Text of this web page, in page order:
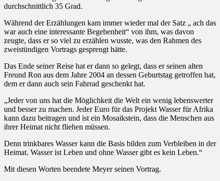
durchschnittlich 35 Grad.
Während der Erzählungen kam immer wieder mal der Satz „ ach das
war auch eine interessante Begebenheit“ von ihm, was davon
zeugte, dass er so viel zu erzählen wusste, was den Rahmen des
zweistündigen Vortrags gesprengt hätte.
Das Ende seiner Reise hat er dann so gelegt, dass er seinen alten
Freund Ron aus dem Jahre 2004 an dessen Geburtstag getroffen hat,
dem er dann auch sein Fahrrad geschenkt hat.
„Jeder von uns hat die Möglichkeit die Welt ein wenig lebenswerter
und besser zu machen. Jeder Euro für das Projekt Wasser für Afrika
kann dazu beitragen und ist ein Mosaikstein, dass die Menschen aus
ihrer Heimat nicht fliehen müssen.
Denn trinkbares Wasser kann die Basis bilden zum Verbleiben in der
Heimat. Wasser ist Leben und ohne Wasser gibt es kein Leben.“
Mit diesen Worten beendete Meyer seinen Vortrag.